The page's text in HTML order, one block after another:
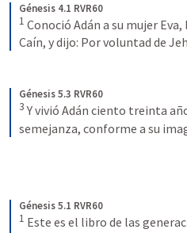
Génesis 4.1 RVR60
1 Conoció Adán a su mujer
Caín, y dijo: Por voluntad de
Génesis 5.3 RVR60
3 Y vivió Adán ciento treinta
semejanza, conforme a su
Génesis 5.1 RVR60
1 Este es el libro de las